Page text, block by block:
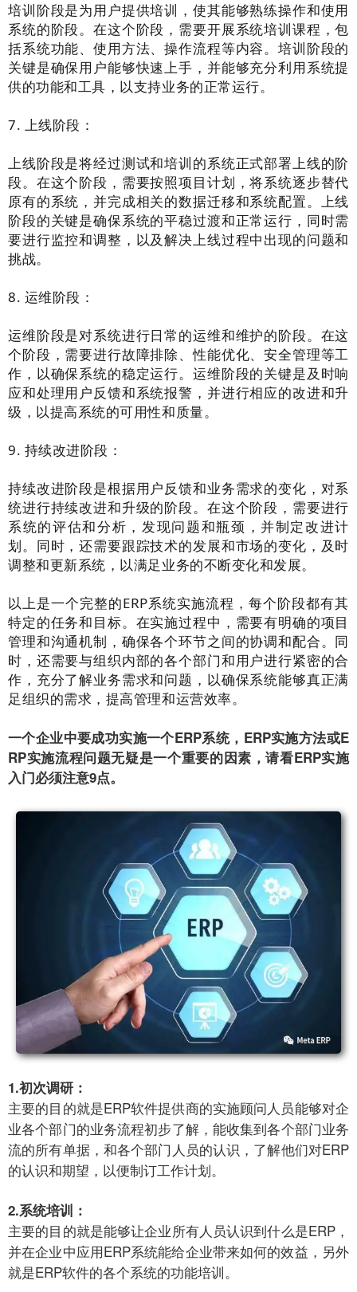
培训阶段是为用户提供培训，使其能够熟练操作和使用
系统的阶段。在这个阶段，需要开展系统培训课程，包
括系统功能、使用方法、操作流程等内容。培训阶段的
关键是确保用户能够快速上手，并能够充分利用系统提
供的功能和工具，以支持业务的正常运行。
7. 上线阶段：
上线阶段是将经过测试和培训的系统正式部署上线的阶
段。在这个阶段，需要按照项目计划，将系统逐步替代
原有的系统，并完成相关的数据迁移和系统配置。上线
阶段的关键是确保系统的平稳过渡和正常运行，同时需
要进行监控和调整，以及解决上线过程中出现的问题和
挑战。
8. 运维阶段：
运维阶段是对系统进行日常的运维和维护的阶段。在这
个阶段，需要进行故障排除、性能优化、安全管理等工
作，以确保系统的稳定运行。运维阶段的关键是及时响
应和处理用户反馈和系统报警，并进行相应的改进和升
级，以提高系统的可用性和质量。
9. 持续改进阶段：
持续改进阶段是根据用户反馈和业务需求的变化，对系
统进行持续改进和升级的阶段。在这个阶段，需要进行
系统的评估和分析，发现问题和瓶颈，并制定改进计
划。同时，还需要跟踪技术的发展和市场的变化，及时
调整和更新系统，以满足业务的不断变化和发展。
以上是一个完整的ERP系统实施流程，每个阶段都有其
特定的任务和目标。在实施过程中，需要有明确的项目
管理和沟通机制，确保各个环节之间的协调和配合。同
时，还需要与组织内部的各个部门和用户进行紧密的合
作，充分了解业务需求和问题，以确保系统能够真正满
足组织的需求，提高管理和运营效率。
一个企业中要成功实施一个ERP系统，ERP实施方法或E
RP实施流程问题无疑是一个重要的因素，请看ERP实施
入门必须注意9点。
1.初次调研：
主要的目的就是ERP软件提供商的实施顾问人员能够对企
业各个部门的业务流程初步了解，能收集到各个部门业务
流的所有单据，和各个部门人员的认识，了解他们对ERP
的认识和期望，以便制订工作计划。
2.系统培训：
主要的目的就是能够让企业所有人员认识到什么是ERP，
并在企业中应用ERP系统能给企业带来如何的效益，另外
就是ERP软件的各个系统的功能培训。